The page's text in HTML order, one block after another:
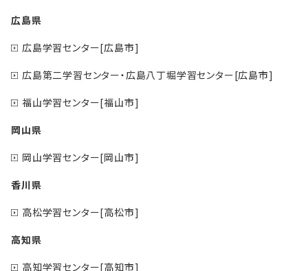
広島県
広島学習センター[広島市]
広島第二学習センター・広島八丁堀学習センター[広島市]
福山学習センター[福山市]
岡山県
岡山学習センター[岡山市]
香川県
高松学習センター[高松市]
高知県
高知学習センター[高知市]